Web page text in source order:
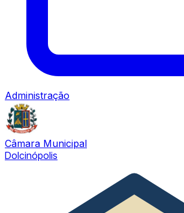
Administração
Câmara Municipal
Dolcinópolis